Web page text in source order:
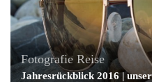
Fotografie Reise
Jahresrückblick 2016 |